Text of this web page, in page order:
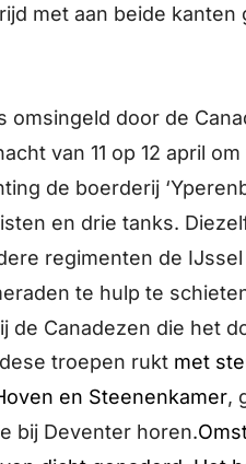
met aan beide kanten
omsingeld door de
van 11 op 12 april
de boerderij
en drie tanks.
regimenten de
te hulp te
de Canadezen die het
troepen rukt met
en Steenenkamer,
bij Deventer horen.